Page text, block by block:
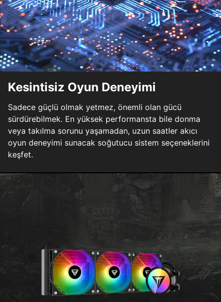
Kesintisiz Oyun Deneyimi
Sadece güçlü olmak yetmez, önemli olan gücü
sürdürebilmek. En yüksek performansta bile donma
veya takılma sorunu yaşamadan, uzun saatler akıcı
oyun deneyimi sunacak soğutucu sistem seçeneklerini
keşfet.